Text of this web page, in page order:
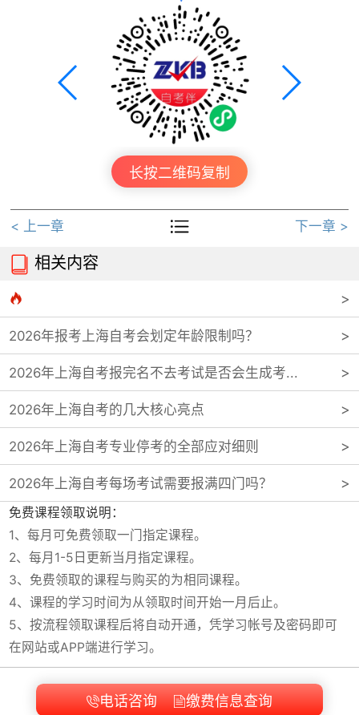
长按二维码复制
< 上一章  下一章 >
 相关内容

2026年报考上海自考会划定年龄限制吗？
2026年上海自考报完名不去考试是否会生成考...
2026年上海自考的几大核心亮点
2026年上海自考专业停考的全部应对细则
2026年上海自考每场考试需要报满四门吗？
免费课程领取说明：
1、每月可免费领取一门指定课程。
2、每月1-5日更新当月指定课程。
3、免费领取的课程与购买的为相同课程。
4、课程的学习时间为从领取时间开始一月后止。
5、按流程领取课程后将自动开通，凭学习帐号及密码即可
在网站或APP端进行学习。
电话咨询 缴费信息查询